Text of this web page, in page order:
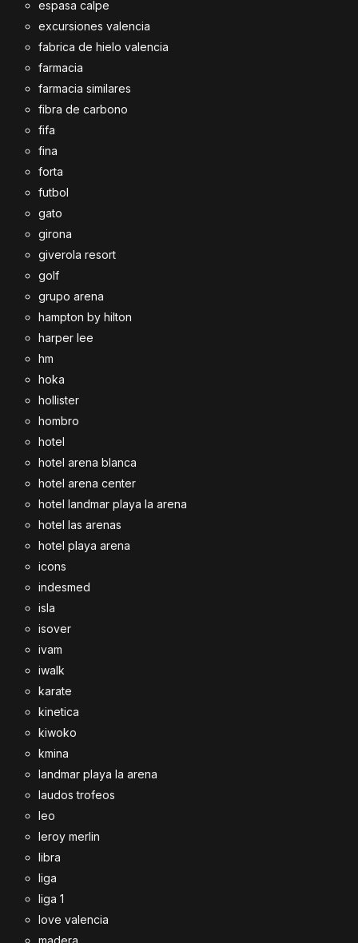
espasa calpe
excursiones valencia
fabrica de hielo valencia
farmacia
farmacia similares
fibra de carbono
fifa
fina
forta
futbol
gato
girona
giverola resort
golf
grupo arena
hampton by hilton
harper lee
hm
hoka
hollister
hombro
hotel
hotel arena blanca
hotel arena center
hotel landmar playa la arena
hotel las arenas
hotel playa arena
icons
indesmed
isla
isover
ivam
iwalk
karate
kinetica
kiwoko
kmina
landmar playa la arena
laudos trofeos
leo
leroy merlin
libra
liga
liga 1
love valencia
madera